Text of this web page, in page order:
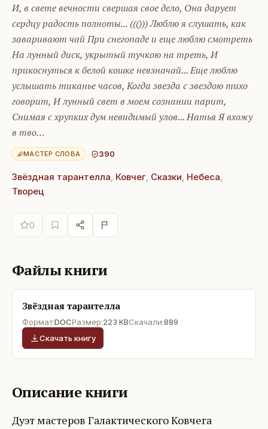
И, в свете вечности свершая свое дело, Она дарует
сердцу радость полноты... ((())) Люблю я слушать, как
заваривают чай При снегопаде и еще люблю смотреть
На лунный диск, укрытый тучкою на треть, И
прикоснуться к белой кошке невзначай... Еще люблю
услышать тиканье часов, Когда звезда с звездою тихо
говорит, И лунный свет в моем сознании парит,
Снимая с хрупких дум невидимый улов... Натья Я вхожу
в тво…
МАСТЕР СЛОВА 390
Звёздная тарантелла, Ковчег, Сказки, Небеса,
Творец
0
Файлы книги
Звёздная тарантелла
Формат:DOCРазмер:223 KBСкачали:889
Скачать книгу
Описание книги
Дуэт мастеров Галактического Ковчега